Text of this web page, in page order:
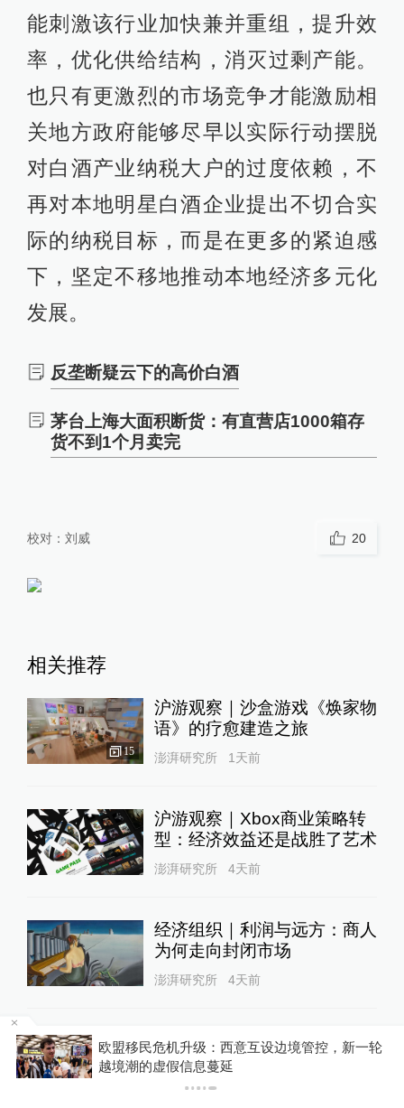
能刺激该行业加快兼并重组，提升效
率，优化供给结构，消灭过剩产能。
也只有更激烈的市场竞争才能激励相
关地方政府能够尽早以实际行动摆脱
对白酒产业纳税大户的过度依赖，不
再对本地明星白酒企业提出不切合实
际的纳税目标，而是在更多的紧迫感
下，坚定不移地推动本地经济多元化
发展。
反垄断疑云下的高价白酒
茅台上海大面积断货：有直营店1000箱存
货不到1个月卖完
校对： 刘威 20
相关推荐
15
沪游观察｜沙盒游戏《焕家物
语》的疗愈建造之旅
澎湃研究所 1天前
沪游观察｜Xbox商业策略转
型：经济效益还是战胜了艺术
澎湃研究所 4天前
经济组织｜利润与远方：商人
为何走向封闭市场
澎湃研究所 4天前
AI世代｜你喜欢人工智能吗
澎湃研究所
欧盟移民危机升级：西意互设边境管控，新一轮
越境潮的虚假信息蔓延